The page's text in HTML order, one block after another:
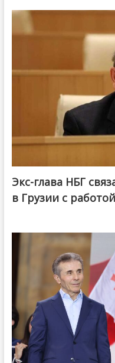
Экс-глава НБГ
в Грузии с